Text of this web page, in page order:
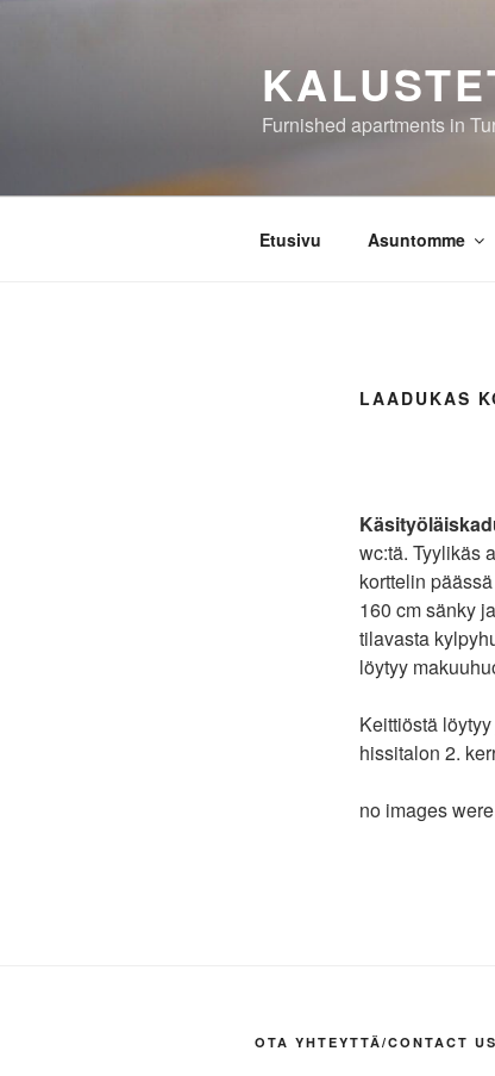
Furnished apartments in
Etusivu Asuntomme
LAADUKAS
wc:tä. Tyylikäs
korttelin
160 cm sänky
tilavasta
löytyy
Keittiöstä
hissitalon 2.
no images
OTA YHTEYTTÄ/CONTACT US